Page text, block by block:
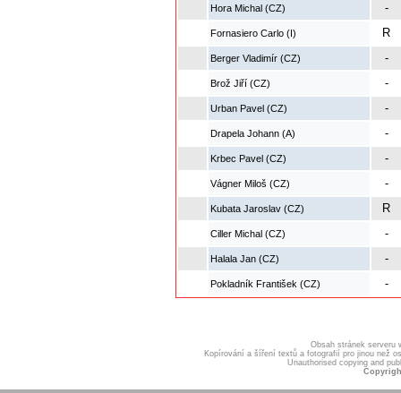
Hora Michal (CZ) -
Fornasiero Carlo (I) R
Berger Vladimír (CZ) -
Brož Jiří (CZ) -
Urban Pavel (CZ) -
Drapela Johann (A) -
Krbec Pavel (CZ) -
Vágner Miloš (CZ) -
Kubata Jaroslav (CZ) R
Ciller Michal (CZ) -
Halala Jan (CZ) -
Pokladník František (CZ) -
Obsah stránek serveru
Kopírování a šíření textů a fotografií pro jinou než
Unauthorised copying and